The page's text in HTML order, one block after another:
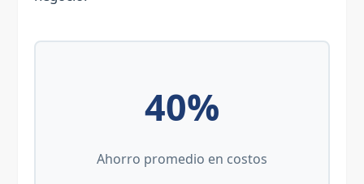
40%
Ahorro promedio en costos